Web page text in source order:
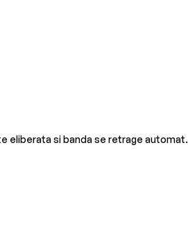
eliberata si banda se retrage automat.